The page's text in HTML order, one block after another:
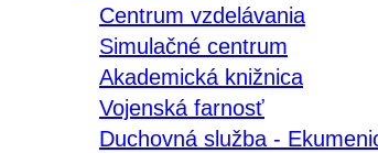
Centrum vzdelávania
Simulačné centrum
Akademická knižnica
Vojenská farnosť
Duchovná služba -